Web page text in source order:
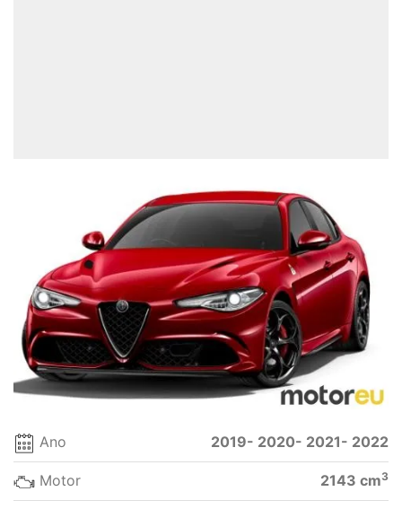
Ano 2019- 2020- 2021- 2022
Motor 2143 cm3